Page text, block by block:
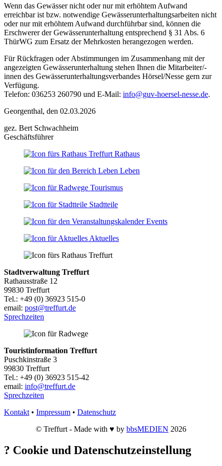
Wenn das Gewässer nicht oder nur mit erhöhtem Aufwand
erreichbar ist bzw. notwendige Gewässerunterhaltungsarbeiten nicht
oder nur mit erhöhtem Aufwand durchführbar sind, können die
Erschwerer der Gewässerunterhaltung entsprechend § 31 Abs. 6
ThürWG zum Ersatz der Mehrkosten herangezogen werden.
Für Rückfragen oder Abstimmungen im Zusammenhang mit der
angezeigten Gewässerunterhaltung stehen Ihnen die Mitarbeiter/-
innen des Gewässerunterhaltungsverbandes Hörsel/Nesse gern zur
Verfügung.
Telefon: 036253 260790 und E-Mail: info@guv-hoersel-nesse.de.
Georgenthal, den 02.03.2026
gez. Bert Schwachheim
Geschäftsführer
Rathaus
Leben
Tourismus
Stadtteile
Events
Aktuelles
Stadtverwaltung Treffurt
Rathausstraße 12
99830 Treffurt
Tel.: +49 (0) 36923 515-0
email: post@treffurt.de
Sprechzeiten
Touristinformation Treffurt
Puschkinstraße 3
99830 Treffurt
Tel.: +49 (0) 36923 515-42
email: info@treffurt.de
Sprechzeiten
Kontakt • Impressum • Datenschutz
© Treffurt - Made with ♥ by bbsMEDIEN 2026
? Cookie und Datenschutzeinstellung